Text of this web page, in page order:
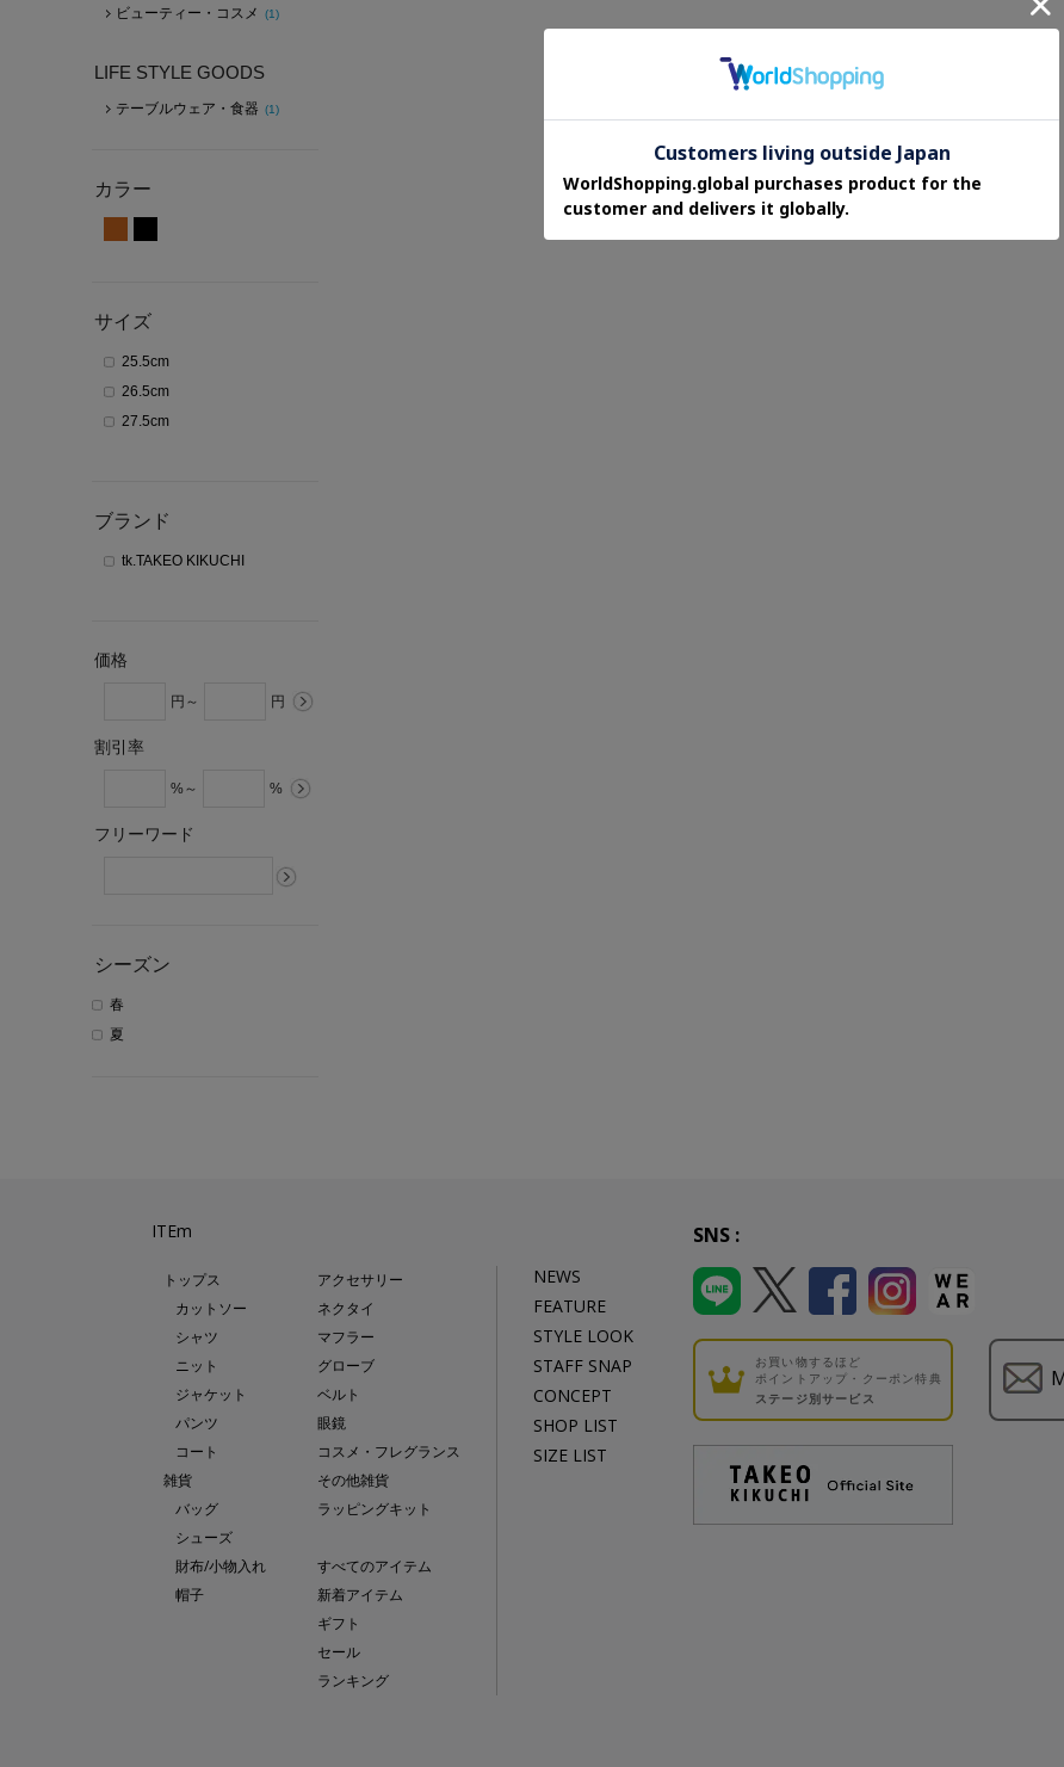
ビューティー・コスメ (1)
LIFE STYLE GOODS
テーブルウェア・食器 (1)
カラー
サイズ
25.5cm
26.5cm
27.5cm
ブランド
tk.TAKEO KIKUCHI
価格
円～ 円
割引率
%～ %
フリーワード
シーズン
春
夏
ITEm
トップス
カットソー
シャツ
ニット
ジャケット
パンツ
コート
雑貨
バッグ
シューズ
財布/小物入れ
帽子
アクセサリー
ネクタイ
マフラー
グローブ
ベルト
眼鏡
コスメ・フレグランス
その他雑貨
ラッピングキット
すべてのアイテム
新着アイテム
ギフト
セール
ランキング
NEWS
FEATURE
STYLE LOOK
STAFF SNAP
CONCEPT
SHOP LIST
SIZE LIST
SNS :
お買い物するほど
ポイントアップ・クーポン特典
ステージ別サービス